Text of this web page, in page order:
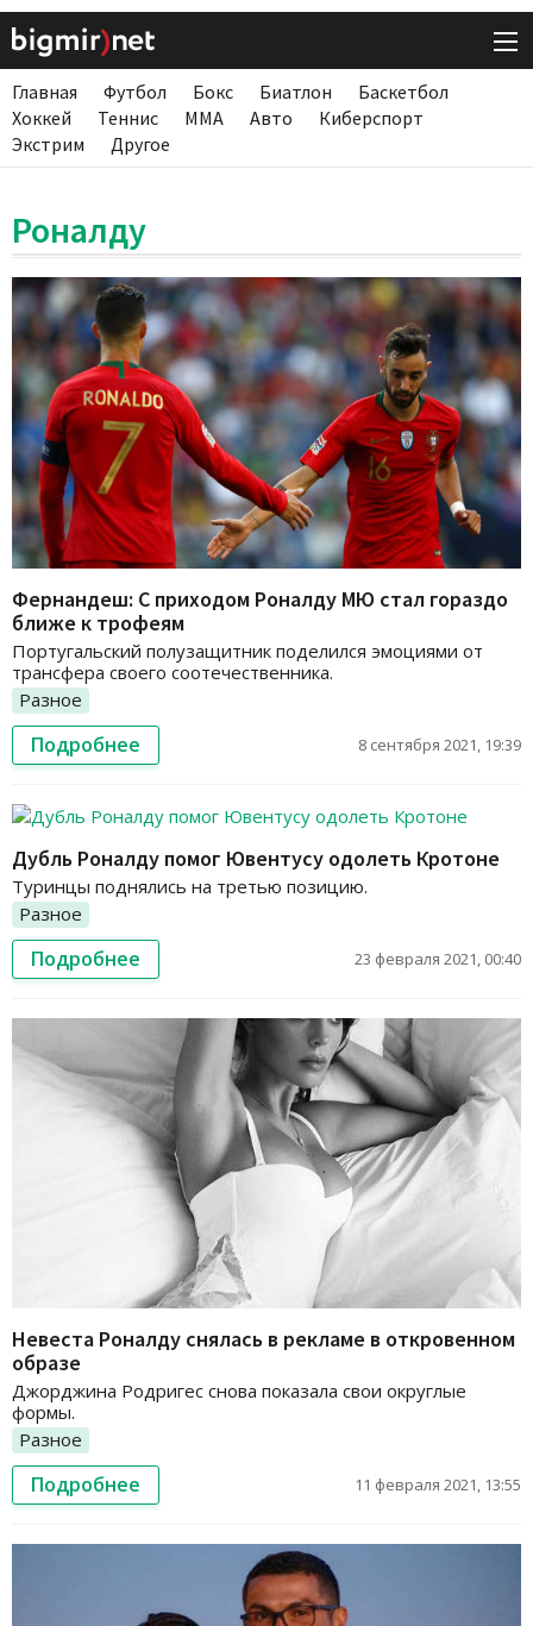
Главная Футбол Бокс Биатлон
Баскетбол
Хоккей
Теннис ММА Авто
Киберспорт
Экстрим
Другое
Роналду
Фернандеш: С приходом Роналду МЮ стал гораздо
ближе к трофеям
Португальский полузащитник поделился эмоциями от
трансфера своего соотечественника.
Разное
Подробнее 8 сентября 2021, 19:39
Дубль Роналду помог Ювентусу одолеть Кротоне
Туринцы поднялись на третью позицию.
Разное
Подробнее 23 февраля 2021, 00:40
Невеста Роналду снялась в рекламе в откровенном
образе
Джорджина Родригес снова показала свои округлые
формы.
Разное
Подробнее 11 февраля 2021, 13:55